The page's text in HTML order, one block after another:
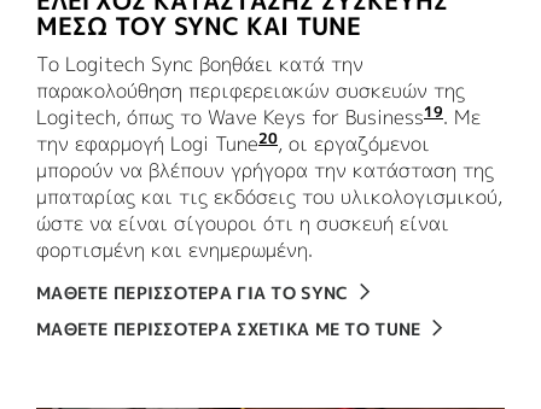
ΜΈΣΩ ΤΟΥ SYNC ΚΑΙ TUNE
Το Logitech Sync βοηθάει κατά την
παρακολούθηση περιφερειακών συσκευών της
Logitech, όπως το Wave Keys for Business19. Με
την εφαρμογή Logi Tune20Διαθέσιμη για Windows
, οι εργαζόμενοι
μπορούν να βλέπουν γρήγορα την κατάσταση της
μπαταρίας και τις εκδόσεις του υλικολογισμικού,
ώστε να είναι σίγουροι ότι η συσκευή είναι
φορτισμένη και ενημερωμένη.
ΜΆΘΕΤΕ ΠΕΡΙΣΣΌΤΕΡΑ ΓΙΑ ΤΟ SYNC
ΜΆΘΕΤΕ ΠΕΡΙΣΣΌΤΕΡΑ ΣΧΕΤΙΚΆ ΜΕ ΤΟ TUNE